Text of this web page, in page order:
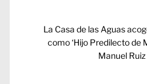
Entrada
siguiente:
La Casa de las Aguas
como ‘Hijo Predilecto de
Manuel